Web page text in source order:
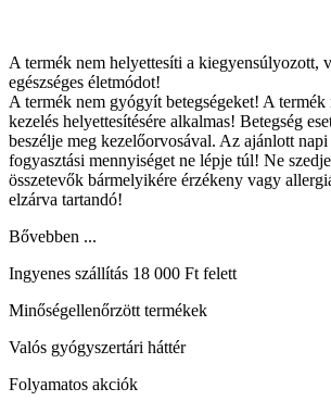
A termék nem helyettesíti a kiegyensúlyozott,
egészséges életmódot!
A termék nem gyógyít betegségeket! A termék
kezelés helyettesítésére alkalmas! Betegség
beszélje meg kezelőorvosával. Az ajánlott napi
fogyasztási mennyiséget ne lépje túl! Ne
összetevők bármelyikére érzékeny vagy
elzárva tartandó!
Bővebben ...
Ingyenes szállítás 18 000 Ft felett
Minőségellenőrzött termékek
Valós gyógyszertári háttér
Folyamatos akciók